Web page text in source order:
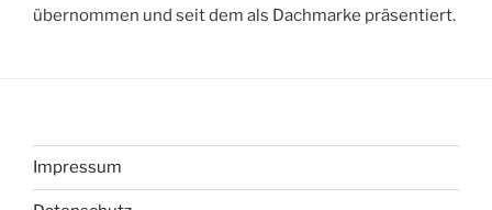
übernommen und seit dem als Dachmarke präsentiert.
Impressum